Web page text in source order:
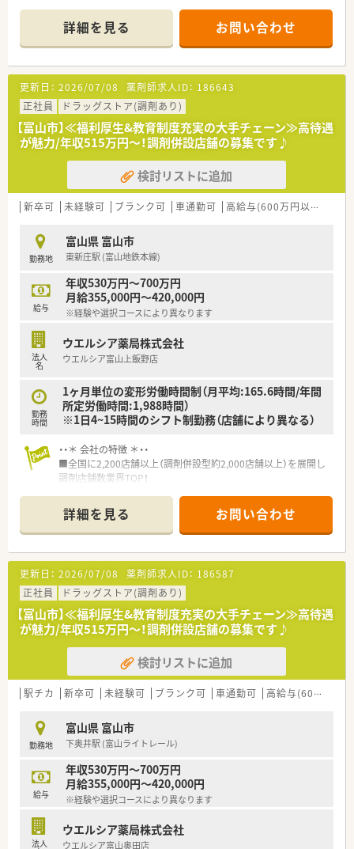
頑張り次第で高給与も可能！
■経験や勤務コースによりますが、経験の少ない方でも500万前
半スタートと業界TOP水準！
■職種や職域に合わせ、豊富な社内研修や外部組織と連携した研
修を用意されています
■薬剤師が中心の会社だからこそ活躍できるキャリアパスが多
種多様に用意されています。
■店舗拡大に伴い、エリアマネジャーや営業部長等のマネジメン
トのポジションも増えます。
■在宅や教育等の専門性を活かせるスペシャリストを目指すこ
とも可能です。
■その他にも、管理部門や商品部門等の本社スタッフなど活動領
域は多種多様です。
■在宅実施店舗は年々増加しており、在宅医療へもしっかりと関
■育児休暇は3歳まで取得が可能で、時短制度は小学5年生まで
時短勤務ができるよう変更予定です。
■年間休日が120日とワークライフバランスが整っています
■日用品から常備薬まで、従業員割引制度など嬉しいメリットも
たくさんあります！
詳細を見る お問い合わせ
更新日： 2026/07/08 薬剤師求人ID： 186643
正社員
ドラッグストア(調剤あり)
【富山市】≪福利厚生&教育制度充実の大手チェーン≫高待遇
が魅力/年収515万円～！調剤併設店舗の募集です♪
検討リストに追加
新卒可 未経験可 ブランク可 車通勤可 高給与(600万円以上)
勤務地
富山県 富山市
東新庄駅 (富山地鉄本線)
給与
年収530万円～700万円
月給355,000円～420,000円
※経験や選択コースにより異なります
法人
名
ウエルシア薬局株式会社
ウエルシア富山上飯野店
勤務
時間
1ヶ月単位の変形労働時間制（月平均:165.6時間/年間
所定労働時間:1,988時間）
※1日4~15時間のシフト制勤務（店舗により異なる）
・・＊ 会社の特徴 ＊・・
■全国に2,200店舗以上（調剤併設型約2,000店舗以上）を展開し
調剤店舗数業界TOP！
頑張り次第で高給与も可能！
■経験や勤務コースによりますが、経験の少ない方でも500万前
半スタートと業界TOP水準！
■職種や職域に合わせ、豊富な社内研修や外部組織と連携した研
修を用意されています
■薬剤師が中心の会社だからこそ活躍できるキャリアパスが多
種多様に用意されています。
■店舗拡大に伴い、エリアマネジャーや営業部長等のマネジメン
トのポジションも増えます。
■在宅や教育等の専門性を活かせるスペシャリストを目指すこ
とも可能です。
■その他にも、管理部門や商品部門等の本社スタッフなど活動領
域は多種多様です。
■在宅実施店舗は年々増加しており、在宅医療へもしっかりと関
■育児休暇は3歳まで取得が可能で、時短制度は小学5年生まで
時短勤務ができるよう変更予定です。
■年間休日が120日とワークライフバランスが整っています
■日用品から常備薬まで、従業員割引制度など嬉しいメリットも
たくさんあります！
詳細を見る お問い合わせ
更新日： 2026/07/08 薬剤師求人ID： 186587
正社員
ドラッグストア(調剤あり)
【富山市】≪福利厚生&教育制度充実の大手チェーン≫高待遇
が魅力/年収515万円～！調剤併設店舗の募集です♪
検討リストに追加
駅チカ 新卒可 未経験可 ブランク可 車通勤可 高給与(600万円以上)
勤務地
富山県 富山市
下奥井駅 (富山ライトレール)
給与
年収530万円～700万円
月給355,000円～420,000円
※経験や選択コースにより異なります
法人
ウエルシア薬局株式会社
ウエルシア富山奥田店